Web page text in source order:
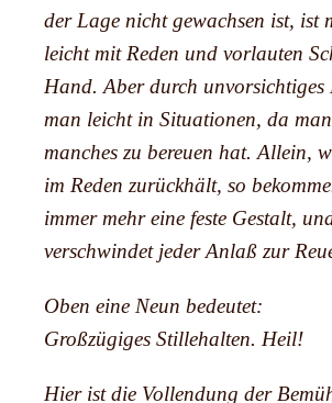
der Lage nicht gewachsen ist, ist
leicht mit Reden und vorlauten
Hand. Aber durch unvorsichtiges
man leicht in Situationen, da
manches zu bereuen hat. Allein,
im Reden zurückhält, so
immer mehr eine feste Gestalt,
verschwindet jeder Anlaß zur
Oben eine Neun bedeutet:
Großzügiges Stillehalten. Heil!
Hier ist die Vollendung der